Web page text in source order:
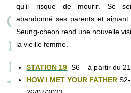
qu’il risque de mourir. Se
abandonné ses parents et aimant
Seung-cheon rend une nouvelle
la vieille femme.
STATION 19 S6 – à partir du
HOW I MET YOUR FATHER